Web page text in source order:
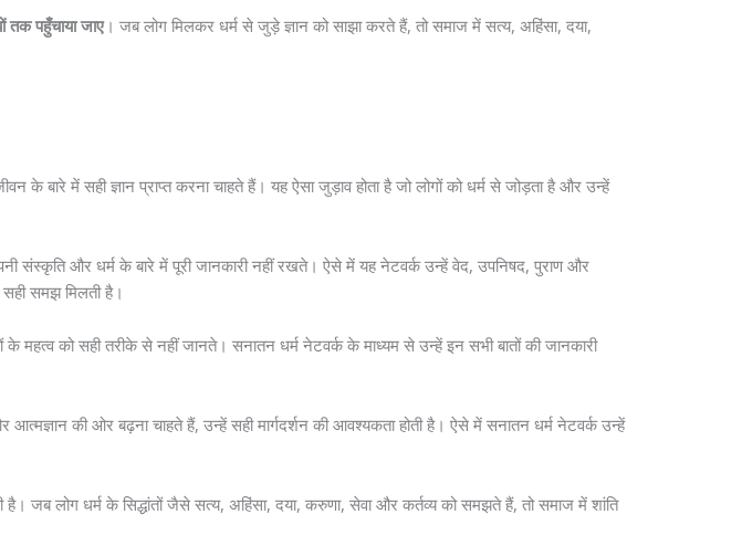
तक पहुँचाया जाए। जब लोग मिलकर धर्म से जुड़े ज्ञान को साझा करते हैं, तो समाज में सत्य, अहिंसा, दया,
के बारे में सही ज्ञान प्राप्त करना चाहते हैं। यह ऐसा जुड़ाव होता है जो लोगों को धर्म से जोड़ता है और उन्हें
संस्कृति और धर्म के बारे में पूरी जानकारी नहीं रखते। ऐसे में यह नेटवर्क उन्हें वेद, उपनिषद, पुराण और
समझ मिलती है।
महत्व को सही तरीके से नहीं जानते। सनातन धर्म नेटवर्क के माध्यम से उन्हें इन सभी बातों की जानकारी
आत्मज्ञान की ओर बढ़ना चाहते हैं, उन्हें सही मार्गदर्शन की आवश्यकता होती है। ऐसे में सनातन धर्म नेटवर्क उन्हें
जब लोग धर्म के सिद्धांतों जैसे सत्य, अहिंसा, दया, करुणा, सेवा और कर्तव्य को समझते हैं, तो समाज में शांति